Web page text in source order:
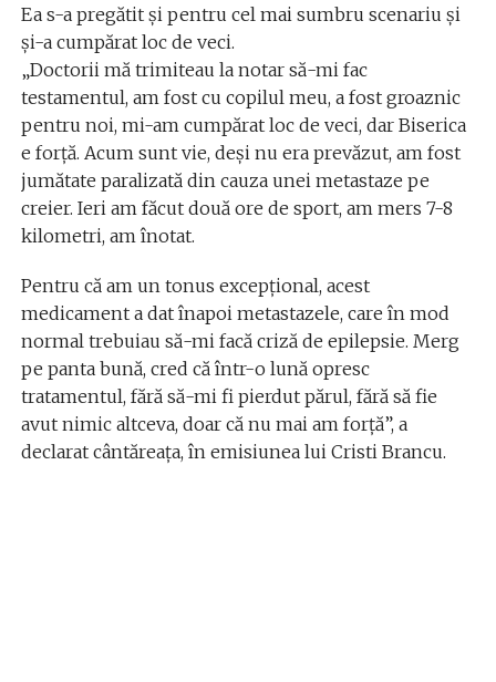
Ea s-a pregătit și pentru cel mai sumbru scenariu și
și-a cumpărat loc de veci.
„Doctorii mă trimiteau la notar să-mi fac
testamentul, am fost cu copilul meu, a fost groaznic
pentru noi, mi-am cumpărat loc de veci, dar Biserica
e forță. Acum sunt vie, deși nu era prevăzut, am fost
jumătate paralizată din cauza unei metastaze pe
creier. Ieri am făcut două ore de sport, am mers 7-8
kilometri, am înotat.
Pentru că am un tonus excepțional, acest
medicament a dat înapoi metastazele, care în mod
normal trebuiau să-mi facă criză de epilepsie. Merg
pe panta bună, cred că într-o lună opresc
tratamentul, fără să-mi fi pierdut părul, fără să fie
avut nimic altceva, doar că nu mai am forță”, a
declarat cântăreața, în emisiunea lui Cristi Brancu.